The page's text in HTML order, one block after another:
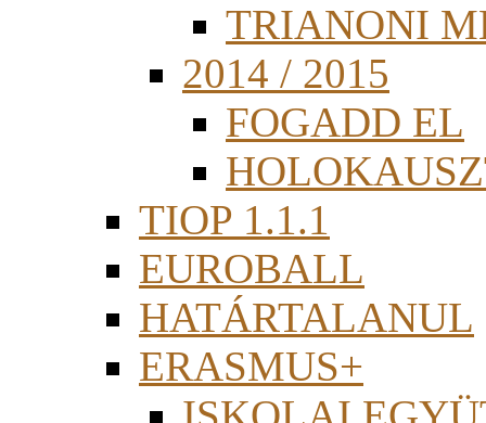
TRIANONI
2014 / 2015
FOGADD EL
TIOP 1.1.1
EUROBALL
HATÁRTALANUL
ERASMUS+